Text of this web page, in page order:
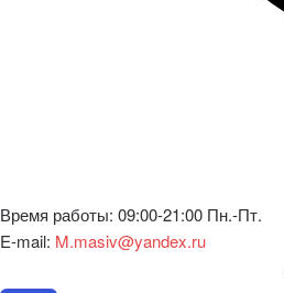
Время работы: 09:00-21:00 Пн.-Пт.
E-mail: M.masiv@yandex.ru